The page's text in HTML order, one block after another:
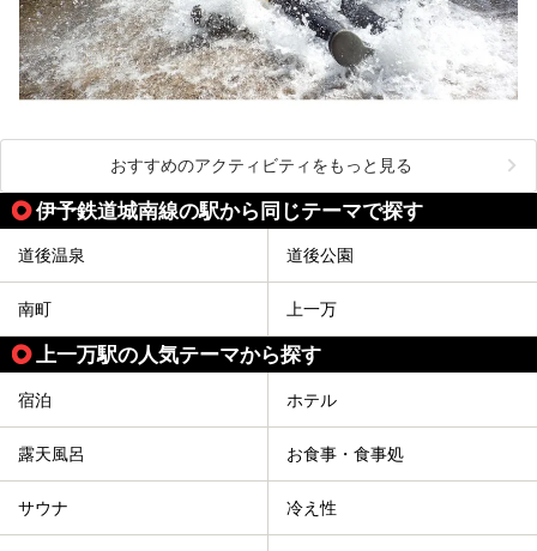
おすすめのアクティビティをもっと見る
伊予鉄道城南線の駅から同じテーマで探す
道後温泉 道後公園
南町 上一万
上一万駅の人気テーマから探す
宿泊 ホテル
露天風呂 お食事・食事処
サウナ 冷え性